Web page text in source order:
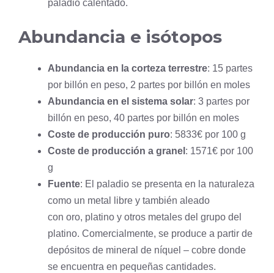
paladio calentado.
Abundancia e isótopos
Abundancia en la corteza terrestre: 15 partes
por billón en peso, 2 partes por billón en moles
Abundancia en el sistema solar: 3 partes por
billón en peso, 40 partes por billón en moles
Coste de producción puro: 5833€ por 100 g
Coste de producción a granel : 1571€ por 100
g
Fuente: El paladio se presenta en la naturaleza
como un metal libre y también aleado
con oro, platino y otros metales del grupo del
platino. Comercialmente, se produce a partir de
depósitos de mineral de níquel – cobre donde
se encuentra en pequeñas cantidades.